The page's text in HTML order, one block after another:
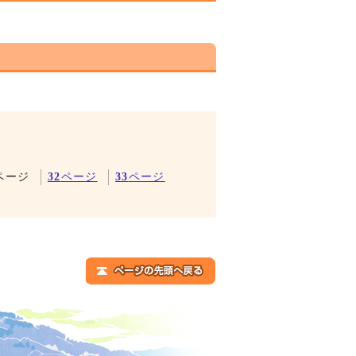
ージ 32ページ 33ページ